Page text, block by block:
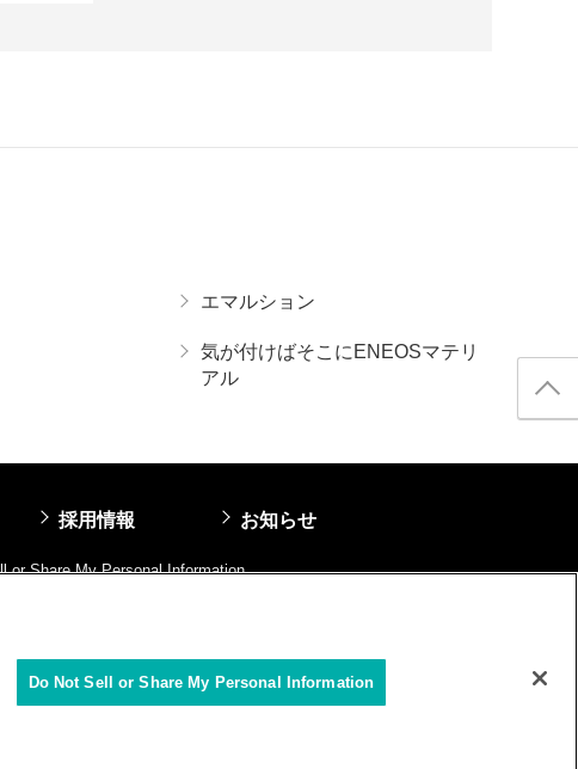
エマルション
気が付けばそこにENEOSマテリ
アル
採用情報 お知らせ
or Share My Personal Information
Do Not Sell or Share My Personal Information